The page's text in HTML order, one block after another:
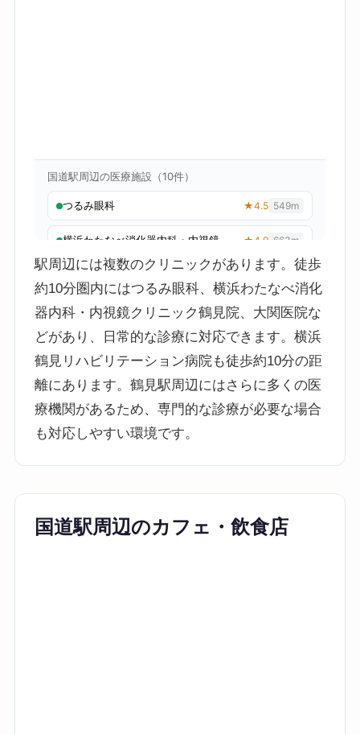
駅周辺には複数のクリニックがあります。徒歩
約10分圏内にはつるみ眼科、横浜わたなべ消化
器内科・内視鏡クリニック鶴見院、大関医院な
どがあり、日常的な診療に対応できます。横浜
鶴見リハビリテーション病院も徒歩約10分の距
離にあります。鶴見駅周辺にはさらに多くの医
療機関があるため、専門的な診療が必要な場合
も対応しやすい環境です。
国道駅周辺のカフェ・飲食店